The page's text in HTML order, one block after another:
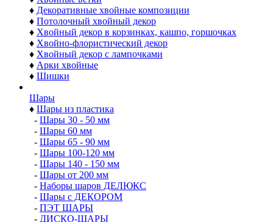
Изделия из хвои
♦Хвойные Сваги и Ламбрекены
♦ Хвойные венки
Декоративные венки
Хвойные ветки
Декоративные хвойные композиции
Потолочный хвойный декор
Хвойный декор в корзинках, кашпо, горшочках
Хвойно-флористический декор
Хвойный декор с лампочками
Арки хвойные
Шишки